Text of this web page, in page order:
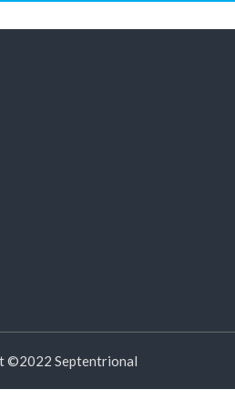
©2022 Septentrional